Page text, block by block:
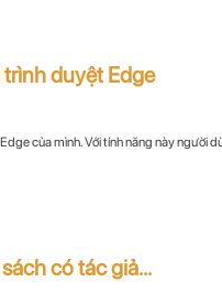
duyệt Edge
của mình. Với tính năng này người
có tác giả...